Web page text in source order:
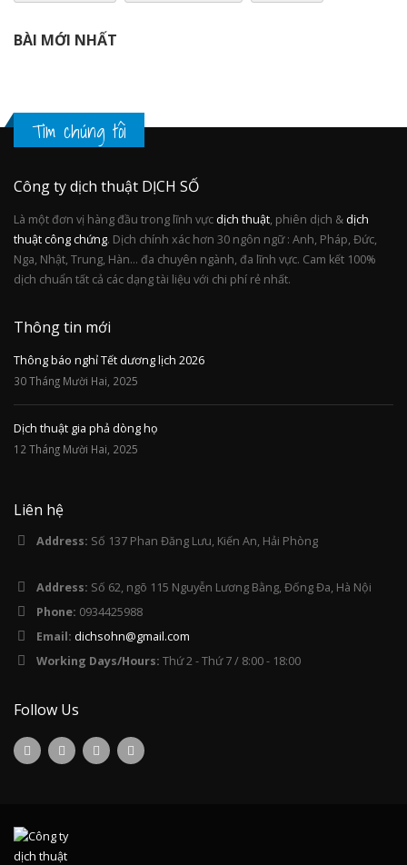
BÀI MỚI NHẤT
Tìm chúng tôi
Công ty dịch thuật DỊCH SỐ
Là một đơn vị hàng đầu trong lĩnh vực dịch thuật, phiên dịch & dịch
thuật công chứng. Dịch chính xác hơn 30 ngôn ngữ : Anh, Pháp, Đức,
Nga, Nhật, Trung, Hàn... đa chuyên ngành, đa lĩnh vực. Cam kết 100%
dịch chuẩn tất cả các dạng tài liệu với chi phí rẻ nhất.
Thông tin mới
Thông báo nghỉ Tết dương lịch 2026
30 Tháng Mười Hai, 2025
Dịch thuật gia phả dòng họ
12 Tháng Mười Hai, 2025
Liên hệ
Address: Số 137 Phan Đăng Lưu, Kiến An, Hải Phòng
Address: Số 62, ngõ 115 Nguyễn Lương Bằng, Đống Đa, Hà Nội
Phone: 0934425988
Email: dichsohn@gmail.com
Working Days/Hours: Thứ 2 - Thứ 7 / 8:00 - 18:00
Follow Us